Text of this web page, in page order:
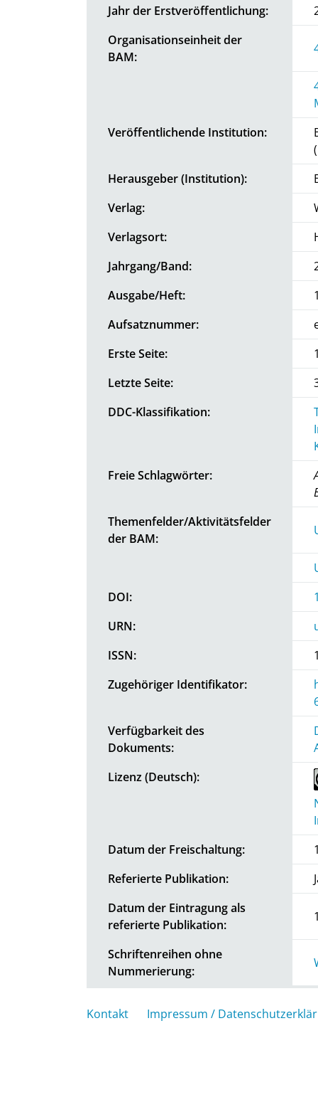
Jahr der Erstveröffentlichung:
Organisationseinheit der
BAM:
Veröffentlichende Institution:
Herausgeber (Institution):
Verlag:
Verlagsort:
Jahrgang/Band:
Ausgabe/Heft:
Aufsatznummer:
Erste Seite:
Letzte Seite:
DDC-Klassifikation:
Freie Schlagwörter:
Themenfelder/Aktivitätsfelder
der BAM:
DOI:
URN:
ISSN:
Zugehöriger Identifikator:
Verfügbarkeit des
Dokuments:
Lizenz (Deutsch):
Datum der Freischaltung:
Referierte Publikation:
Datum der Eintragung als
referierte Publikation:
Schriftenreihen ohne
Nummerierung:
Kontakt Impressum /